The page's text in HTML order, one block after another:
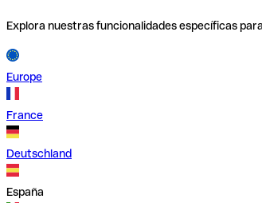
Explora nuestras funcionalidades específicas
Europe
France
Deutschland
España